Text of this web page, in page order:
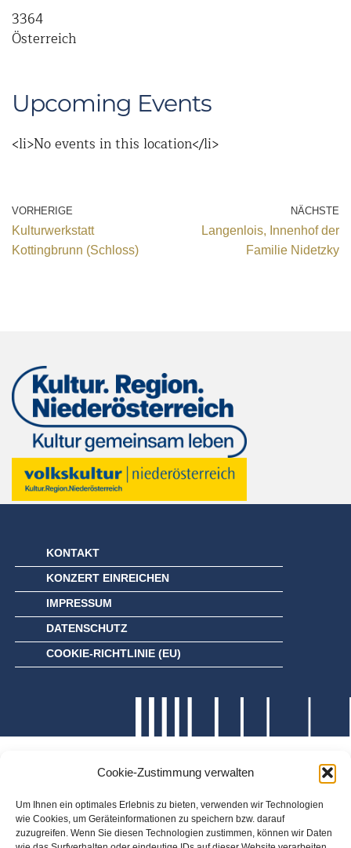
Cookie-Zustimmung verwalten
Um Ihnen ein optimales Erlebnis zu bieten, verwenden wir Technologien
wie Cookies, um Geräteinformationen zu speichern bzw. darauf
zuzugreifen. Wenn Sie diesen Technologien zustimmen, können wir Daten
3364
Österreich
Upcoming Events
<li>No events in this location</li>
VORHERIGE
Kulturwerkstatt
Kottingbrunn (Schloss)
NÄCHSTE
Langenlois, Innenhof der
Familie Nidetzky
KONTAKT
KONZERT EINREICHEN
IMPRESSUM
DATENSCHUTZ
COOKIE-RICHTLINIE (EU)